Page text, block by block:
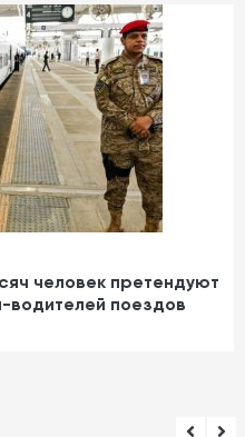
человек претендуют
поездов